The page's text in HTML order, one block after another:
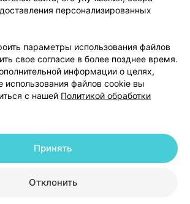
договор
Доставка
оплаты
Вакансии
Партнеры
руководителю 103.by
Написать в поддержку
настройки Cookie
УНП 191700409 | 220012, Республика Беларусь,
+375 291212755
персонализированных
параметры использования файлов
свое согласие в более позднее время.
информации о целях,
использования файлов cookie вы
с нашей Политикой обработки
Отклонить
Принять